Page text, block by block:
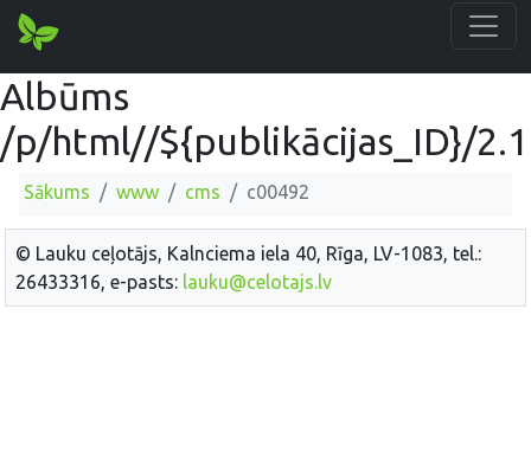
Albūms
/p/html//${publikācijas_ID}/
Sākums www cms c00492
© Lauku ceļotājs, Kalnciema iela 40, Rīga, LV-1083, tel.:
26433316, e-pasts: lauku@celotajs.lv